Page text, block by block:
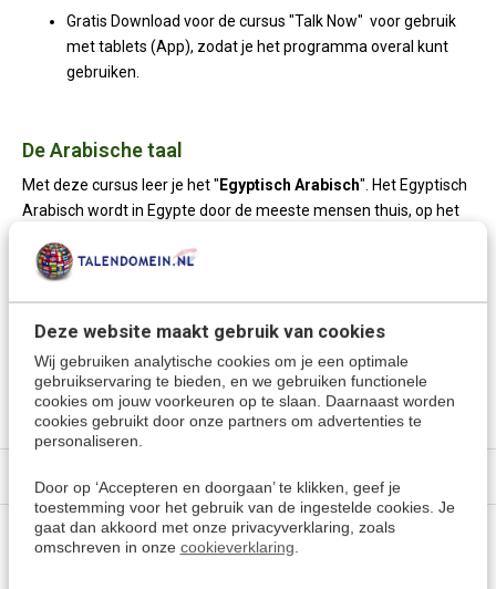
Deze website maakt gebruik van cookies
Wij gebruiken analytische cookies om je een optimale
gebruikservaring te bieden, en we gebruiken functionele
cookies om jouw voorkeuren op te slaan. Daarnaast worden
cookies gebruikt door onze partners om advertenties te
personaliseren.
Door op ‘Accepteren en doorgaan’ te klikken, geef je
toestemming voor het gebruik van de ingestelde cookies. Je
gaat dan akkoord met onze privacyverklaring, zoals
omschreven in onze cookieverklaring
Gratis Download voor de cursus "Talk Now" voor gebruik
met tablets (App), zodat je het programma overal kunt
gebruiken.
De Arabische taal
Met deze cursus leer je het " Egyptisch Arabisch". Het Egyptisch
Arabisch wordt in Egypte door de meeste mensen thuis, op het
als het populairste dialect in de Arabische Wereld.
Meer keuzes:
Arabisch Egyptisch leren
> Alle cursussen
Kies een andere taal
Vragen of advies nodig?